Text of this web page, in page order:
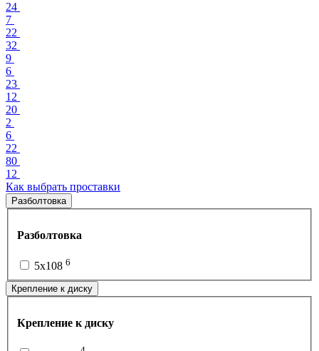
24
7
22
32
9
6
23
12
20
2
6
22
80
12
Как выбрать проставки
Разболтовка
Разболтовка
5x108 6
Крепление к диску
Крепление к диску